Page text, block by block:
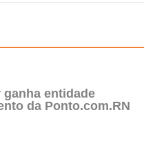
entidade
da Ponto.com.RN